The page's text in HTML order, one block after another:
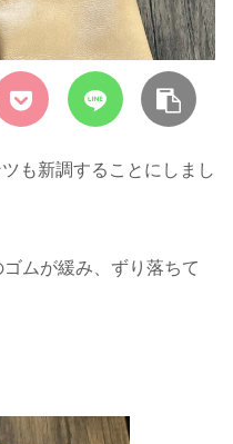
も新調することにしまし
ムが緩み、ずり落ちて